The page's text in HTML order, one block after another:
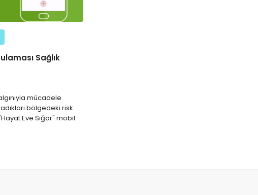
Sağlık
mücadele
bölgedeki risk
Eve Sığar" mobil